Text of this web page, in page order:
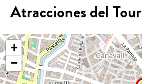
Atracciones del Tour
+
−